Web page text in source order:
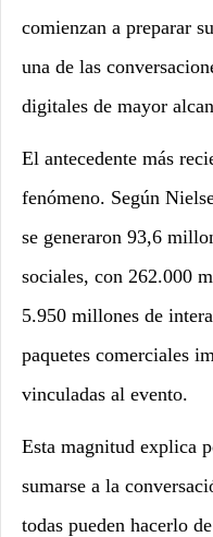
comienzan a preparar
una de las
digitales de mayor
El antecedente más
fenómeno. Según
se generaron 93,6
sociales, con 262.000
5.950 millones de
paquetes comerciales
vinculadas al evento.
Esta magnitud explica
sumarse a la
todas pueden hacerlo